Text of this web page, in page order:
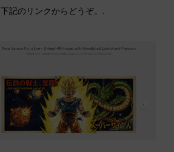
下記のリンクからどうぞ。.